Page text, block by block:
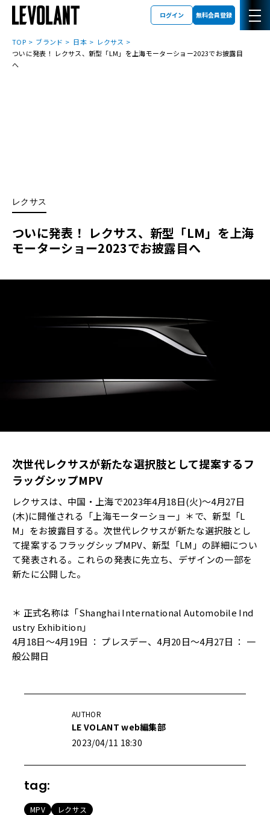
ログイン 無料会員登録
TOP ブランド 日本
レクサス
ついに発表！ レクサス、新型「LM」を上海モーターショー2023でお披露目
へ
レクサス
ついに発表！ レクサス、新型「LM」を上海
モーターショー2023でお披露目へ
次世代レクサスが新たな選択肢として提案するフ
ラッグシップMPV
レクサスは、中国・上海で2023年4月18日(火)～4月27日
(木)に開催される「上海モーターショー」＊で、新型「L
M」をお披露目する。次世代レクサスが新たな選択肢とし
て提案するフラッグシップMPV、新型「LM」の詳細につい
て発表される。これらの発表に先立ち、デザインの一部を
新たに公開した。
＊ 正式名称は「Shanghai International Automobile Ind
ustry Exhibition」
4月18日～4月19日 ： プレスデー、4月20日～4月27日 ： 一
般公開日
AUTHOR
LE VOLANT web編集部
2023/04/11 18:30
tag:
MPV レクサス